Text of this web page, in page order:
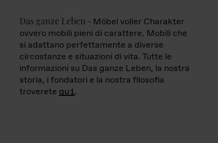
Das ganze Leben - Möbel voller Charakter
ovvero mobili pieni di carattere. Mobili che
si adattano perfettamente a diverse
circostanze e situazioni di vita. Tutte le
informazioni su Das ganze Leben, la nostra
storia, i fondatori e la nostra filosofia
troverete qui.